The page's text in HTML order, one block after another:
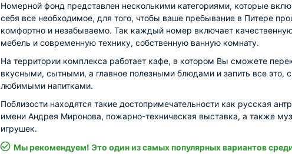
Номерной фонд представлен несколькими категориями, которые
себя все необходимое, для того, чтобы ваше пребывание в Питере
комфортно и незабываемо. Так каждый номер включает
мебель и современную технику, собственную ванную комнату.
На территории комплекса работает кафе, в котором Вы сможете
вкусными, сытными, а главное полезными блюдами и запить все это,
любимыми напитками.
Поблизости находятся такие достопримечательности как русская
имени Андрея Миронова, пожарно-техническая выставка, а также
игрушек.
Мы рекомендуем! Это один из самых популярных вариантов